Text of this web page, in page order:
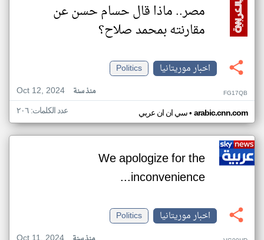
مصر.. ماذا قال حسام حسن عن
مقارنته بمحمد صلاح؟
اخبار موريتانيا
Politics
Oct 12, 2024
منذ سنة FG17QB
سي ان ان عربي• arabic.cnn.com عدد الكلمات: ٢٠٦
We apologize for the
inconvenience...
اخبار موريتانيا
Politics